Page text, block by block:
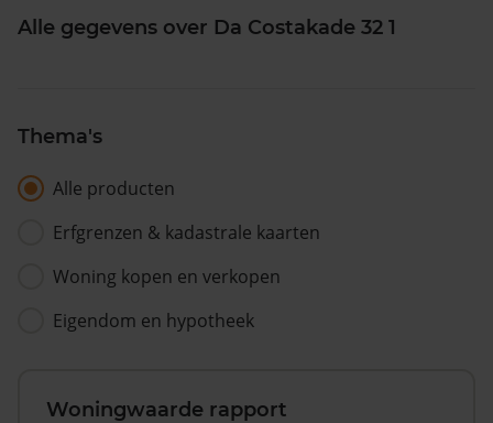
Alle gegevens over Da Costakade 32 1
Thema's
Alle producten
Erfgrenzen & kadastrale kaarten
Woning kopen en verkopen
Eigendom en hypotheek
Woningwaarde rapport